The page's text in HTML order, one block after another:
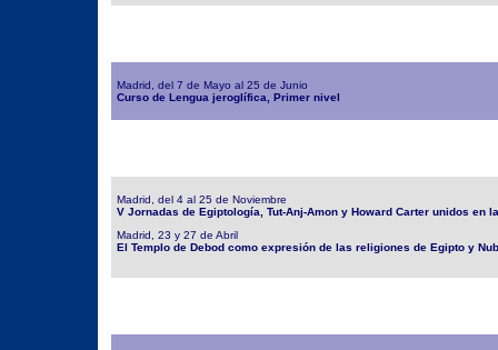
Madrid, del 7 de Mayo al 25 de Junio
Curso de Lengua jeroglífica, Primer nivel
Madrid, del 4 al 25 de Noviembre
V Jornadas de Egiptología, Tut-Anj-Amon y Howard Carter unidos en
Madrid, 23 y 27 de Abril
El Templo de Debod como expresión de las religiones de Egipto y